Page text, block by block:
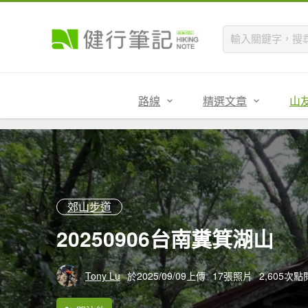
路線 精選文章 山
郊山步道
20250906台南糞箕湖山
Tony Lu 於2025/09/09上傳 17張照片 2,605次點